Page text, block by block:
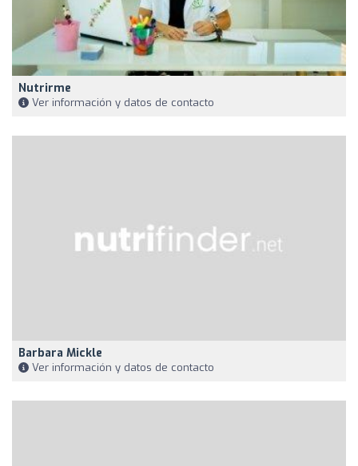
Nutrirme
Ver información y datos de contacto
Barbara Mickle
Ver información y datos de contacto